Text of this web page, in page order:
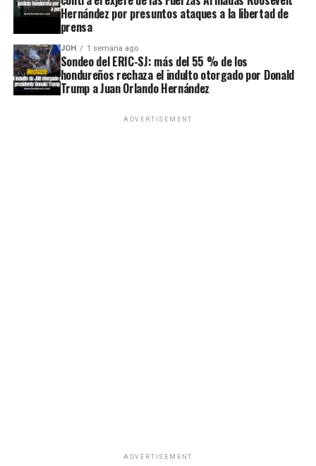
Hernández por presuntos ataques a la libertad de
prensa
JOH 1 semana ago
Sondeo del ERIC-SJ: más del 55 % de los
hondureños rechaza el indulto otorgado por Donald
Trump a Juan Orlando Hernández
ADVERTISEMENT
ADVERTISEMENT